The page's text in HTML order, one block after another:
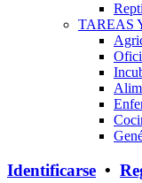
TAREAS
Identificarse •